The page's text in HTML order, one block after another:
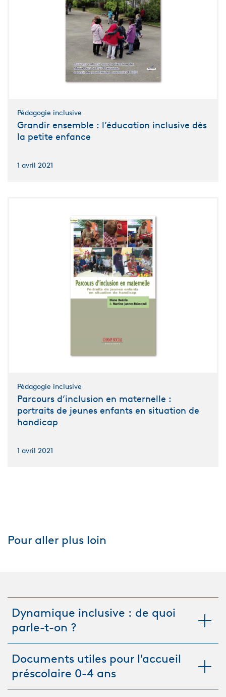
Pédagogie inclusive
Grandir ensemble : l’éducation inclusive dès
la petite enfance
1 avril 2021
Pédagogie inclusive
Parcours d’inclusion en maternelle :
portraits de jeunes enfants en situation de
handicap
1 avril 2021
Pour aller plus loin
Dynamique inclusive : de quoi
parle-t-on ?
Documents utiles pour l'accueil
préscolaire 0-4 ans